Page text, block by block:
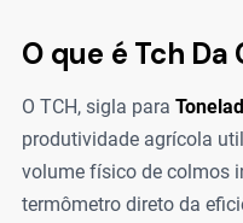
O que é Tch
O TCH, sigla para
produtividade agrícola
volume físico de colmos
termômetro direto da